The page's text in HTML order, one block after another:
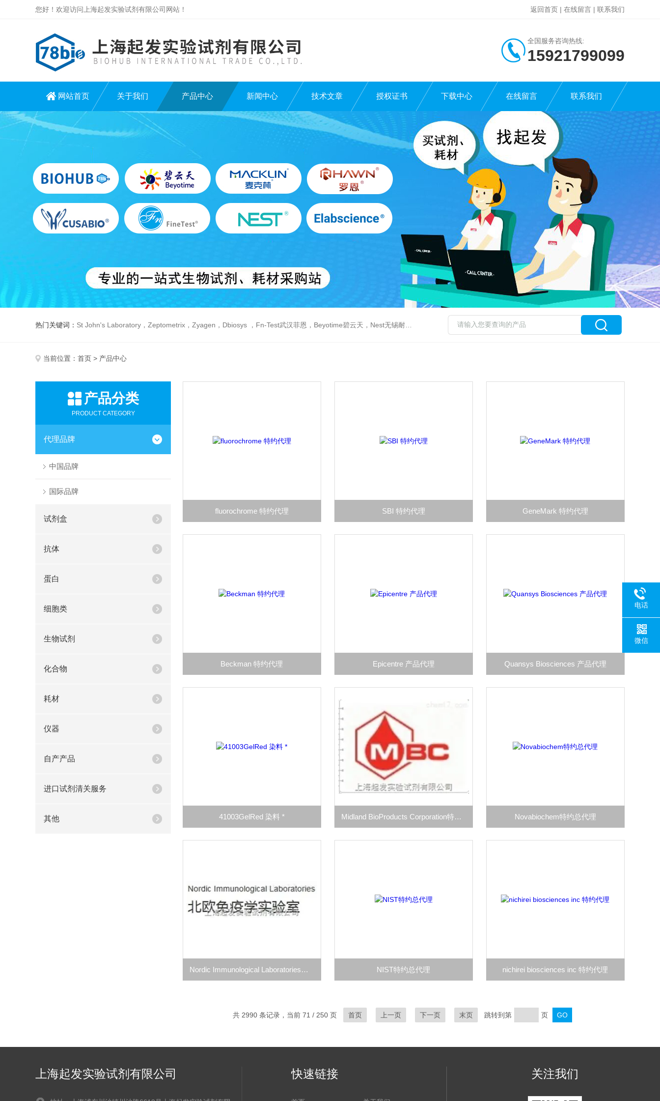
您好！欢迎访问上海起发实验试剂有限公司网站！ 返回首页 | 在线留言 | 联系我们
全国服务咨询热线:
15921799099
网站首页 关于我们 产品中心 新闻中心 技术文章 授权证书 下载中心 在线留言 联系我们
热门关键词： St John's Laboratory，Zeptometrix，Zyagen，Dbiosys ，Fn-Test武汉菲恩，Beyotime碧云天，Nest无锡耐思，Elabscience伊莱瑞特，Macklin麦克林生物，Cobioer科佰生物
当前位置： 首页 > 产品中心
产品分类
PRODUCT CATEGORY
代理品牌
中国品牌
国际品牌
试剂盒
抗体
蛋白
细胞类
生物试剂
化合物
耗材
仪器
自产产品
进口试剂清关服务
其他
fluorochrome 特约代理 SBI 特约代理 GeneMark 特约代理
Beckman 特约代理 Epicentre 产品代理 Quansys Biosciences 产品代理
41003GelRed 染料 * Midland BioProducts Corporation特约总代理 Novabiochem特约总代理
Nordic Immunological Laboratories特约总代理 NIST特约总代理 nichirei biosciences inc 特约代理
共 2990 条记录，当前 71 / 250 页 首页 上一页 下一页 末页 跳转到第 页
上海起发实验试剂有限公司 快速链接 关注我们
电话
微信